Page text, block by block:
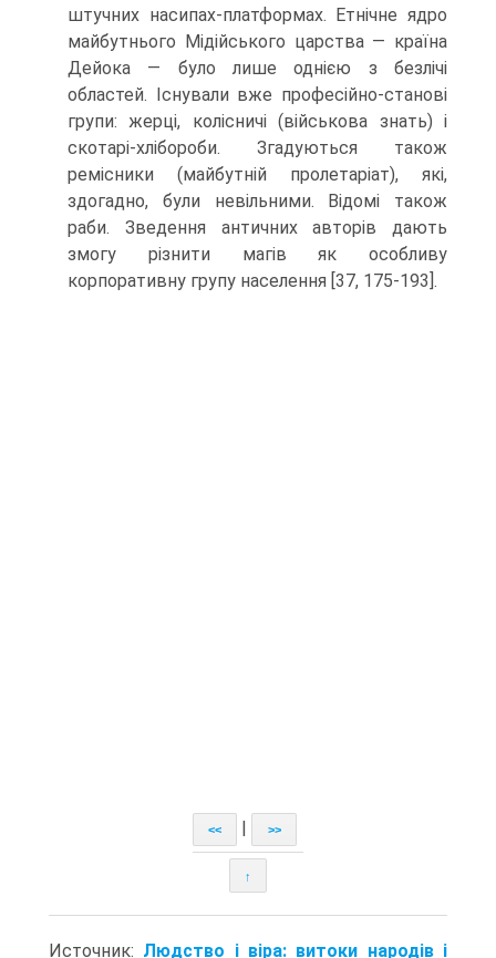
штучних насипах-платформах. Етнічне ядро
майбутнього Мідійського царства — країна
Дейока — було лише од­нією з безлічі
областей. Існували вже професійно-станові
групи: жерці, колісничі (військова знать) і
скотарі-хлібороби. Згадуються також
ремісники (майбутній пролетаріат), які,
здогадно, були невільними. Відомі також
раби. Зведення антич­них авторів дають
змогу різнити магів як особливу
корпоративну групу населення [37, 175-193].
<< >>
↑
Источник: Людство і віра: витоки народів і